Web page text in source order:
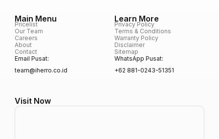
Main Menu
Pricelist
Our Team
Careers
About
Contact
Email Pusat:
team@iherro.co.id
Learn More
Privacy Policy
Terms & Conditions
Warranty Policy
Disclaimer
Sitemap
WhatsApp Pusat:
+62 881-0243-51351
Visit Now